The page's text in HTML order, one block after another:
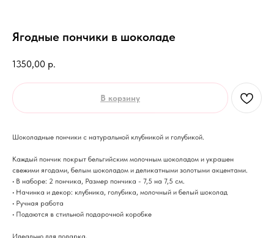
Ягодные пончики в шоколаде
1350,00 р.
В корзину
Шоколадные пончики с натуральной клубникой и голубикой.
Каждый пончик покрыт бельгийским молочным шоколадом и украшен
свежими ягодами, белым шоколадом и деликатными золотыми акцентами.
• В наборе: 2 пончика, Размер пончика - 7,5 на 7,5 см.
• Начинка и декор: клубника, голубика, молочный и белый шоколад
• Ручная работа
• Подаются в стильной подарочной коробке
Идеально для подарка.